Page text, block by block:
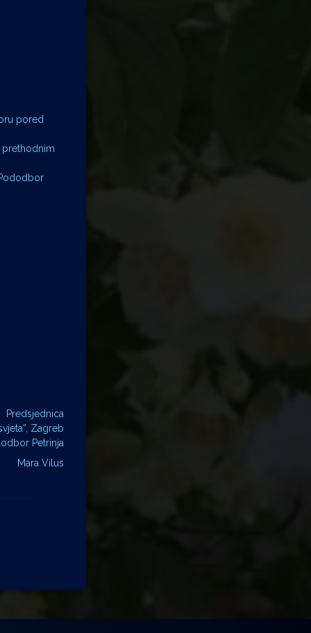
pored
prethodnim
Predsjednica
Zagreb
Petrinja
Mara Vilus